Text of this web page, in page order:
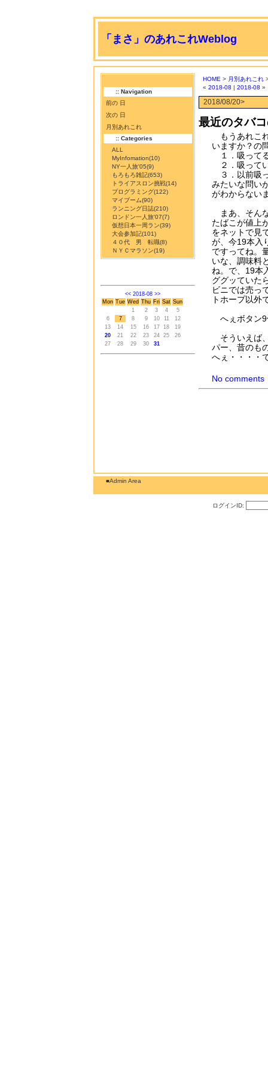
「まさ」のあれこれWeblog
:: Navigation
前の 日
次の 日
月別あれこれ
:: Categories
ALL
MyInfomation(10)
NY一人旅'05(9)
もろもろ雑記(653)
トライアスロン挑戦(14)
プログラミング(122)
マイブーム(90)
ランニング日誌(210)
ロンドン一人旅'07(7)
仮想日本一周ラン(39)
大会参加記(101)
４０代 男 転職(8)
ＮＹＣマラソン(19)
<< 2018-08 >>
Mon Tue Wed Thu Fri Sat Sun
1
2 3 4
5
6
7 8 9 10 11
12
13
14 15 16 17 18
19
20
21 22 23 24 25
26
27
28 29 30 31
HOME > 月別あれこれ
« 2018-08 | 2018-08 »
2018/08/20>
最近のタバ
もうあれこ
いますか？の
１．吸っ
２．吸って
３．以前吸
みたいな問い
がわからない
まあ、そん
たばこが値上
をネットで見
が、今19本入
ですってね。
いな、調味料
ね。で、19本
ググッていた
ビニでは売っ
トホープ以外
へぇボタン9
そういえば
パー、昔のも
へぇ・・・・
No comments
■Admin Area
ログインID: